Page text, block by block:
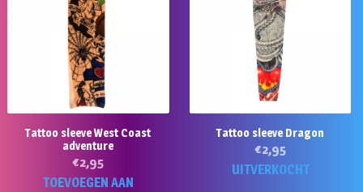
Tattoo sleeve West Coast
adventure
€2,95
TOEVOEGEN AAN
Tattoo sleeve Dragon
€2,95
UITVERKOCHT